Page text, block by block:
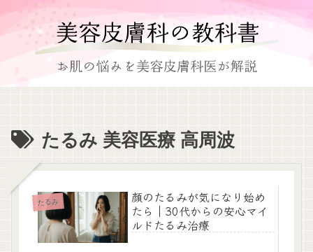
たるみ 美容医療 高周波
たるみ
顔のたるみが気になり始め
たら｜30代からの安心マイ
ルドたるみ治療